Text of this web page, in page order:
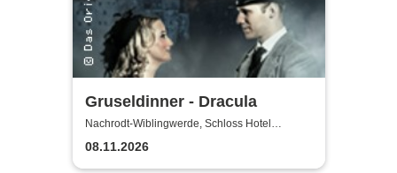
Gruseldinner - Dracula
Nachrodt-Wiblingwerde, Schloss Hotel
Holzrichter
08.11.2026